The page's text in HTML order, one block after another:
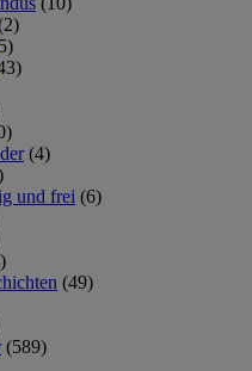
(4)
und frei (6)
(49)
(589)